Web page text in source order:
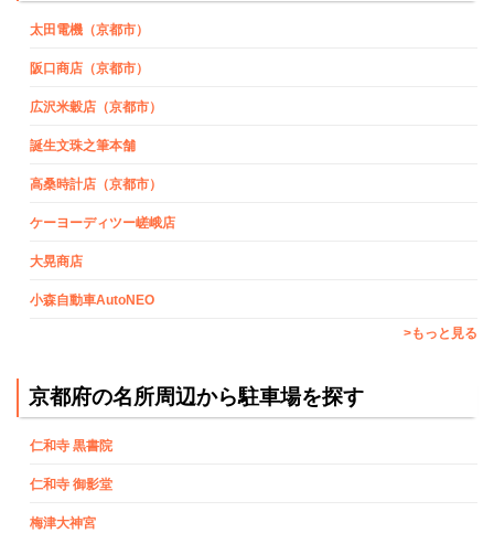
太田電機（京都市）
阪口商店（京都市）
広沢米穀店（京都市）
誕生文珠之筆本舗
高桑時計店（京都市）
ケーヨーディツー嵯峨店
大晃商店
小森自動車AutoNEO
>もっと見る
京都府の名所周辺から駐車場を探す
仁和寺 黒書院
仁和寺 御影堂
梅津大神宮